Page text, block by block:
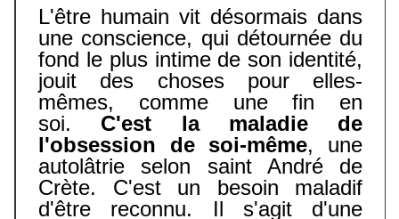
L'être humain vit désormais dans
une conscience, qui détournée du
fond le plus intime de son identité,
jouit des choses pour elles-
mêmes, comme une fin en
soi. C'est la maladie de
l'obsession de soi-même, une
autolâtrie selon saint André de
Crète. C'est un besoin maladif
d'être reconnu. Il s'agit d'une